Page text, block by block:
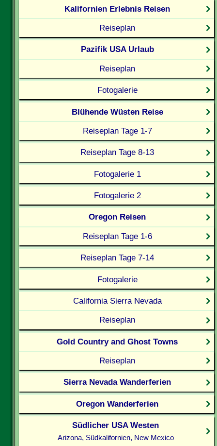
Kalifornien Erlebnis Reisen
Reiseplan
Pazifik USA Urlaub
Reiseplan
Fotogalerie
Blühende Wüsten Reise
Reiseplan Tage 1-7
Reiseplan Tage 8-13
Fotogalerie 1
Fotogalerie 2
Oregon Reisen
Reiseplan Tage 1-6
Reiseplan Tage 7-14
Fotogalerie
California Sierra Nevada
Reiseplan
Gold Country and Ghost Towns
Reiseplan
Sierra Nevada Wanderferien
Oregon Wanderferien
Südlicher USA Westen
Arizona, Südkalifornien, New Mexico